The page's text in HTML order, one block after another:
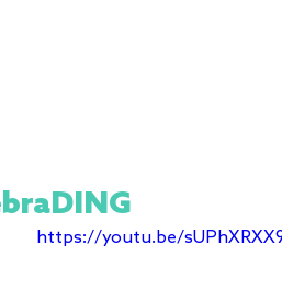
https://youtu.be/